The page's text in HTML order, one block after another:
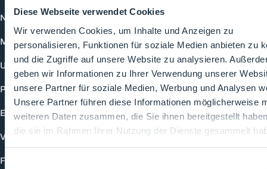
Diese Webseite verwendet Cookies
Wir verwenden Cookies, um Inhalte und Anzeigen zu
personalisieren, Funktionen für soziale Medien anbieten zu
und die Zugriffe auf unsere Website zu analysieren.
geben wir Informationen zu Ihrer Verwendung unserer
unsere Partner für soziale Medien, Werbung und Analysen
Unsere Partner führen diese Informationen möglicherweise
weiteren Daten zusammen, die Sie ihnen bereitgestellt
die sie im Rahmen Ihrer Nutzung der Dienste gesammelt
Einwilligungsauswahl
News
Mediathek
Unternehmen
Produkte
Events
Vorträge
Future-Faces